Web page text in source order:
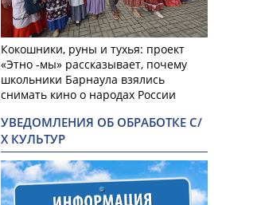
Кокошники, руны и тухья: проект
«Этно -мы» рассказывает, почему
школьники Барнаула взялись
снимать кино о народах России
УВЕДОМЛЕНИЯ ОБ ОБРАБОТКЕ С/
Х КУЛЬТУР